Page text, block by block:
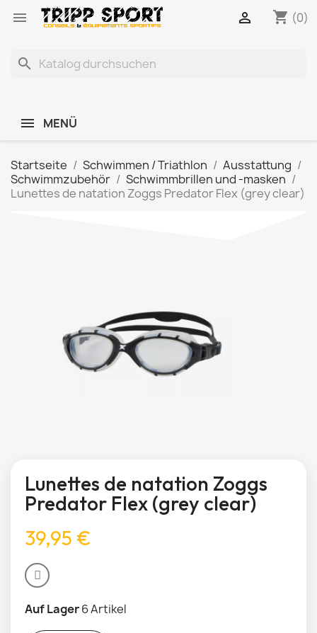
 shopping_cart (0)

search
MENÜ
Startseite Schwimmen / Triathlon
Ausstattung
Schwimmzubehör
Schwimmbrillen und -masken
Lunettes de natation Zoggs Predator Flex (grey clear)
Lunettes de natation Zoggs
Predator Flex (grey clear)
39,95 €
Auf Lager6 Artikel